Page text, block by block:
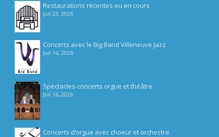
Restaurations récentes ou en cours
Juil 23, 2026
Concerts avec le Big Band Villeneuve Jazz
Juil 16, 2026
Spectacles-concerts orgue et théâtre
Juil 16, 2026
Concerts d’orgue avec choeur et orchestre